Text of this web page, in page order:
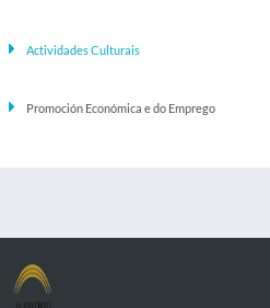
Actividades Culturais
Promoción Económica e do Emprego